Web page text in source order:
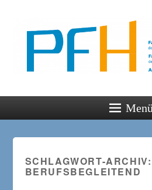
PFH
Gemeinsam wachsen
Menü
SCHLAGWORT-ARCHIV:
BERUFSBEGLEITEND